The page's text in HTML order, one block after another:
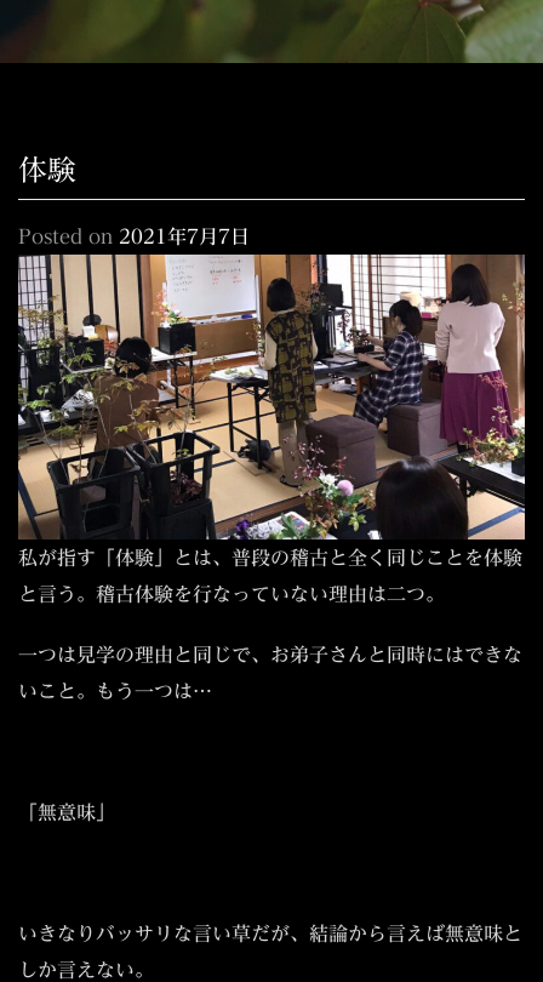
体験
Posted on 2021年7月7日
私が指す「体験」とは、普段の稽古と全く同じことを体験
と言う。稽古体験を行なっていない理由は二つ。
一つは見学の理由と同じで、お弟子さんと同時にはできな
いこと。もう一つは…
「無意味」
いきなりバッサリな言い草だが、結論から言えば無意味と
しか言えない。